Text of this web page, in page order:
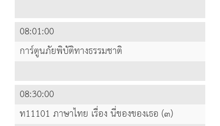
08:01:00
การ์ตูนภัยพิบัติทางธรรมชาติ
08:30:00
ท11101 ภาษาไทย เรื่อง นี่ของของเธอ (๓)